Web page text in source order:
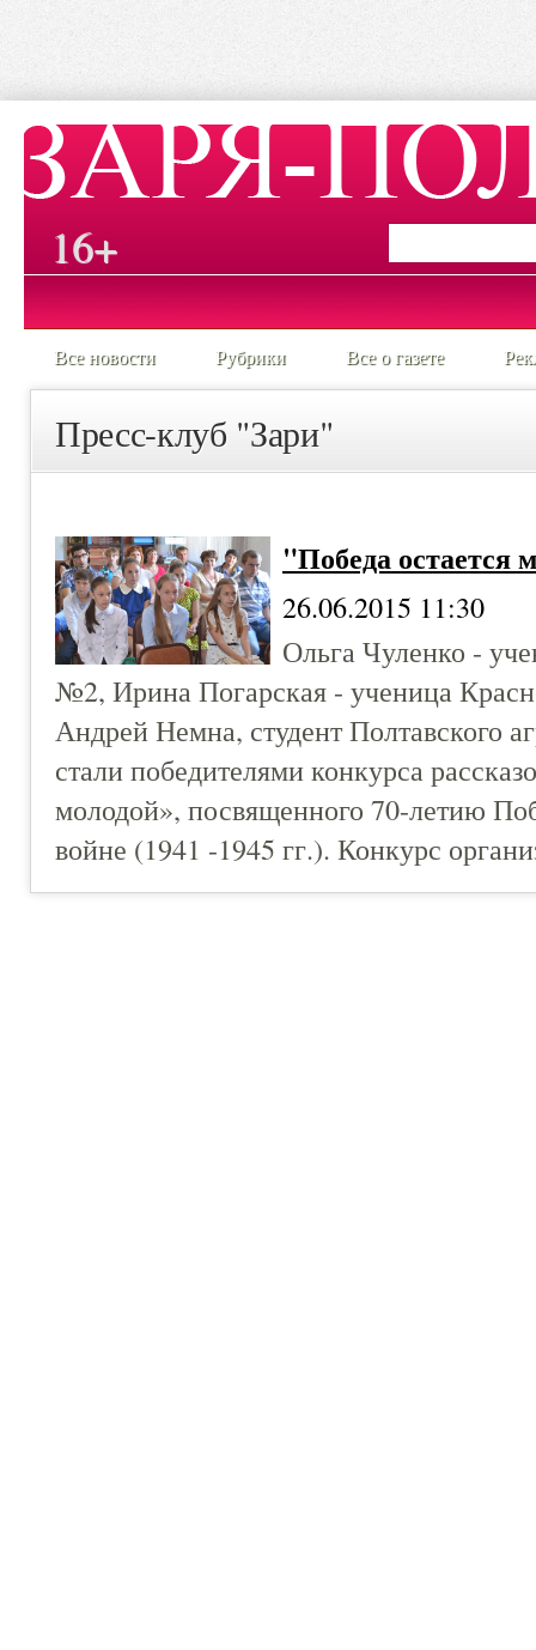
16+
Все новости Рубрики Все о газете
Пресс-клуб "Зари"
"Победа остается
26.06.2015 11:30
Ольга Чуленко -
№2, Ирина Погарская - ученица
Андрей Немна, студент Полтавского
стали победителями конкурса
молодой», посвященного 70-летию
войне (1941 -1945 гг.). Конкурс